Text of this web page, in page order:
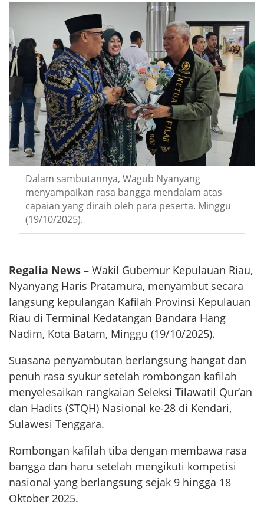
Dalam sambutannya, Wagub Nyanyang
menyampaikan rasa bangga mendalam atas
capaian yang diraih oleh para peserta. Minggu
(19/10/2025).
Regalia News – Wakil Gubernur Kepulauan Riau,
Nyanyang Haris Pratamura, menyambut secara
langsung kepulangan Kafilah Provinsi Kepulauan
Riau di Terminal Kedatangan Bandara Hang
Nadim, Kota Batam, Minggu (19/10/2025).
Suasana penyambutan berlangsung hangat dan
penuh rasa syukur setelah rombongan kafilah
menyelesaikan rangkaian Seleksi Tilawatil Qur’an
dan Hadits (STQH) Nasional ke-28 di Kendari,
Sulawesi Tenggara.
Rombongan kafilah tiba dengan membawa rasa
bangga dan haru setelah mengikuti kompetisi
nasional yang berlangsung sejak 9 hingga 18
Oktober 2025.